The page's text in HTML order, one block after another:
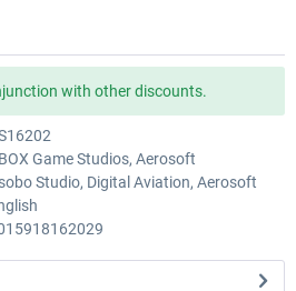
with other discounts.
Game Studios, Aerosoft
Studio, Digital Aviation, Aerosoft